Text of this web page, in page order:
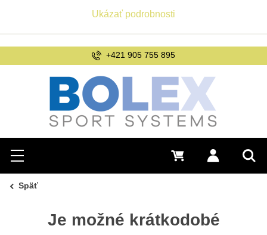
Hľadať
Menu Prihlásiť sa
0 €
+421 905 755 895
Späť
Je možné krátkodobé
Ukázať podrobnosti